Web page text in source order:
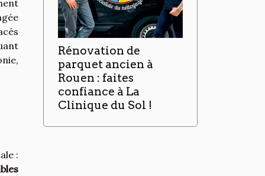
:
Rénovation de
parquet ancien à
Rouen : faites
confiance à La
Clinique du Sol !